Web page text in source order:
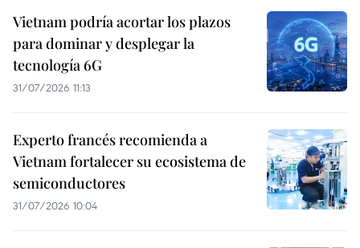
Vietnam podría acortar los plazos
para dominar y desplegar la
tecnología 6G
31/07/2026 11:13
Experto francés recomienda a
Vietnam fortalecer su ecosistema de
semiconductores
31/07/2026 10:04